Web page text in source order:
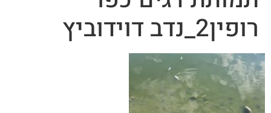
רופין2_נדב דוידוביץ